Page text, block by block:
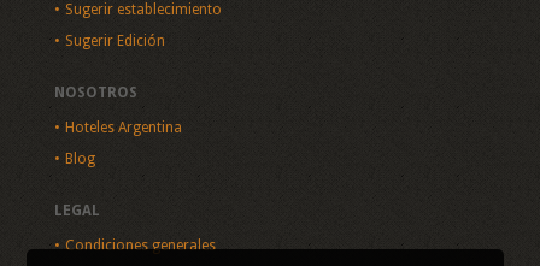
Sugerir establecimiento
Sugerir Edición
NOSOTROS
Hoteles Argentina
Blog
LEGAL
Condiciones generales